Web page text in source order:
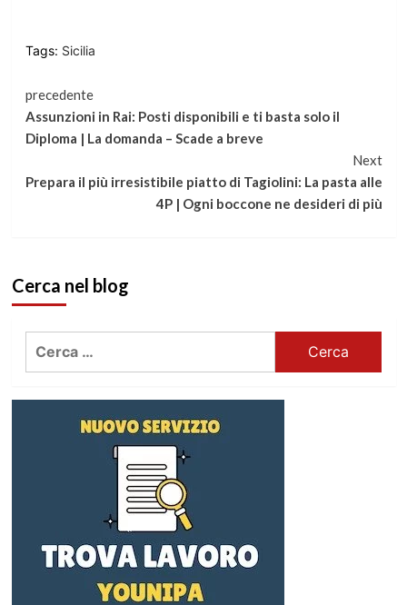
Tags: Sicilia
Continua
a
leggere
precedente
Assunzioni in Rai: Posti disponibili e ti basta solo il
Diploma | La domanda – Scade a breve
Next
Prepara il più irresistibile piatto di Tagiolini: La pasta alle
4P | Ogni boccone ne desideri di più
Cerca nel blog